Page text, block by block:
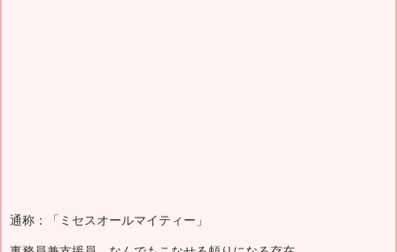
通称：「ミセスオールマイティー」